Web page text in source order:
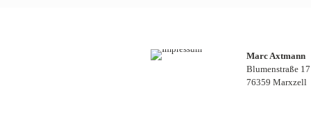
Marc Axtmann
Blumenstraße 17
76359 Marxzell